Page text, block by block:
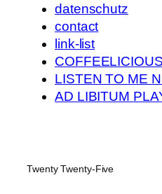
datenschutz
contact
link-list
COFFEELICIOUS
LISTEN TO ME
AD LIBITUM
Twenty Twenty-Five